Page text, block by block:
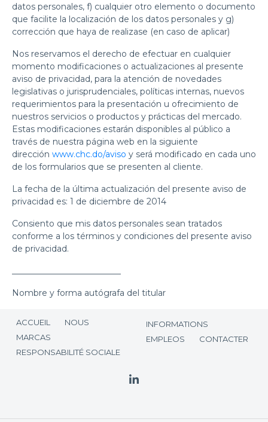
datos personales, f) cualquier otro elemento o documento
que facilite la localización de los datos personales y g)
corrección que haya de realizase (en caso de aplicar)
Nos reservamos el derecho de efectuar en cualquier
momento modificaciones o actualizaciones al presente
aviso de privacidad, para la atención de novedades
legislativas o jurisprudenciales, políticas internas, nuevos
requerimientos para la presentación u ofrecimiento de
nuestros servicios o productos y prácticas del mercado.
Estas modificaciones estarán disponibles al público a
través de nuestra página web en la siguiente
dirección www.chc.do/aviso y será modificado en cada uno
de los formularios que se presenten al cliente.
La fecha de la última actualización del presente aviso de
privacidad es: 1 de diciembre de 2014
Consiento que mis datos personales sean tratados
conforme a los términos y condiciones del presente aviso
de privacidad.
Nombre y forma autógrafa del titular
ACCUEIL
NOUS
MARCAS
RESPONSABILITÉ SOCIALE
INFORMATIONS
EMPLEOS
CONTACTER